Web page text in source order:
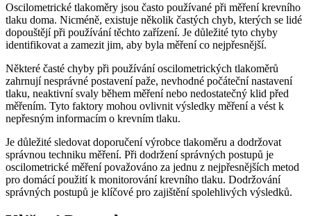
Oscilometrické tlakoměry jsou často používané při měření krevního
tlaku doma. Nicméně, existuje několik častých chyb, kterých se lidé
dopouštějí při používání těchto zařízení. Je důležité tyto chyby
identifikovat a zamezit jim, aby byla měření co nejpřesnější.
Některé časté chyby při používání oscilometrických tlakoměrů
zahrnují nesprávné postavení paže, nevhodné počáteční nastavení
tlaku, neaktivní svaly během měření nebo nedostatečný klid před
měřením. Tyto faktory mohou ovlivnit výsledky měření a vést k
nepřesným informacím o krevním tlaku.
Je důležité sledovat doporučení výrobce tlakoměru a dodržovat
správnou techniku měření. Při dodržení správných postupů je
oscilometrické měření považováno za jednu z nejpřesnějších metod
pro domácí použití k monitorování krevního tlaku. Dodržování
správných postupů je klíčové pro zajištění spolehlivých výsledků.